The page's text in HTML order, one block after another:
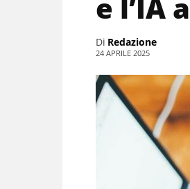
e l’IA
Di Redazione
24 APRILE 2025